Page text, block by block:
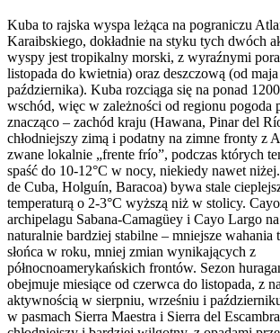
Kuba to rajska wyspa leżąca na pograniczu
Karaibskiego, dokładnie na styku tych dwóch
wyspy jest tropikalny morski, z wyraźnymi
listopada do kwietnia) oraz deszczową (od
października). Kuba rozciąga się na ponad
wschód, więc w zależności od regionu pogoda
znacząco – zachód kraju (Hawana, Pinar del
chłodniejszy zimą i podatny na zimne fronty z
zwane lokalnie „frente frío”, podczas których
spaść do 10-12°C w nocy, niekiedy nawet
de Cuba, Holguín, Baracoa) bywa stale
temperaturą o 2-3°C wyższą niż w stolicy.
archipelagu Sabana-Camagüey i Cayo Largo na
naturalnie bardziej stabilne – mniejsze wahania
słońca w roku, mniej zmian wynikających z
północnoamerykańskich frontów. Sezon
obejmuje miesiące od czerwca do listopada, z
aktywnością w sierpniu, wrześniu i
w pasmach Sierra Maestra i Sierra del